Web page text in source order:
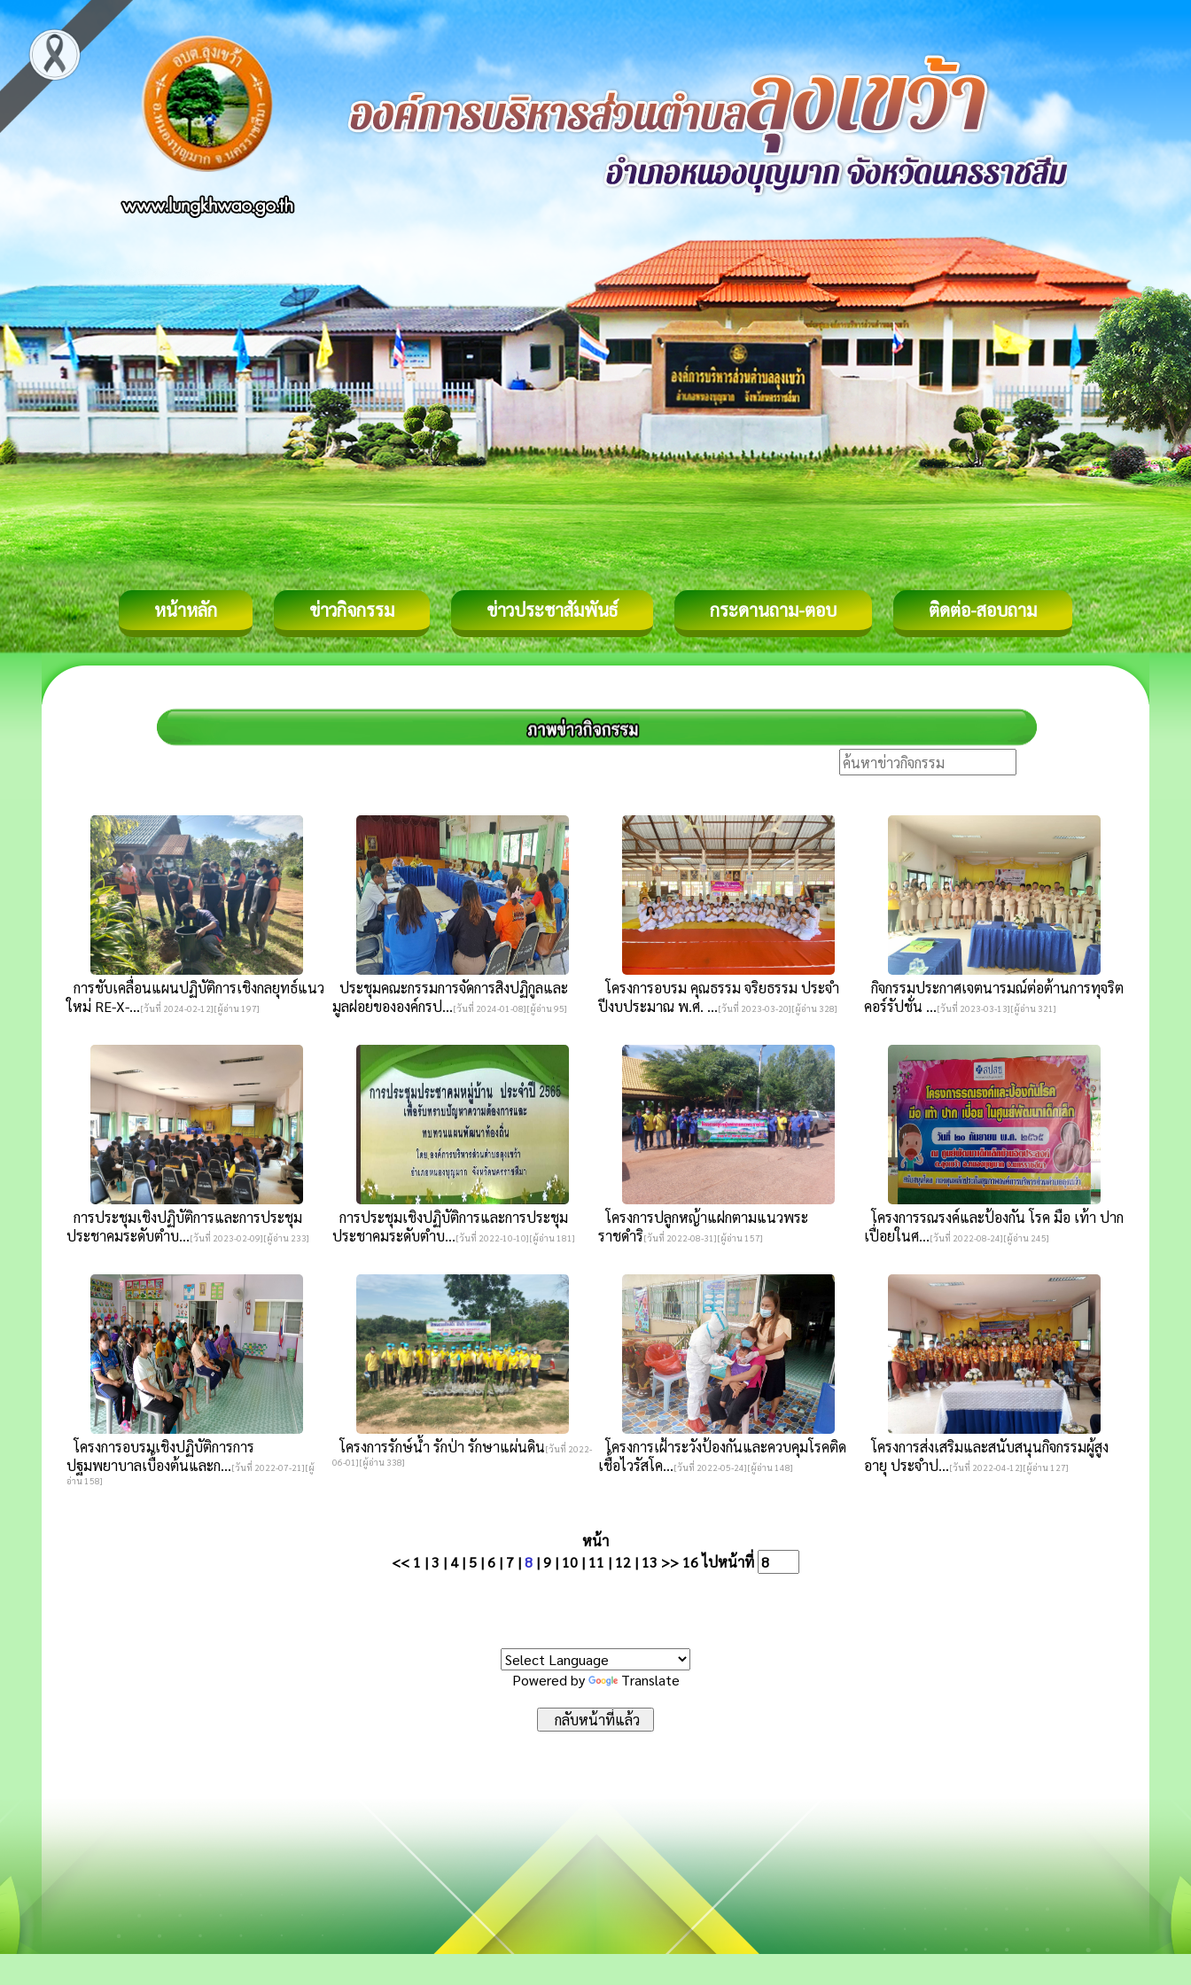
หน้าหลัก ข่าวกิจกรรม ข่าวประชาสัมพันธ์ กระดานถาม-ตอบ ติดต่อ-สอบถาม
การชับเคลื่อนแผนปฏิบัติการเชิงกลยุทธ์แนว
ใหม่ RE-X-...[วันที่ 2024-02-12][ผู้อ่าน 197]
ประชุมคณะกรรมการจัดการสิงปฏิกูลและ
มูลฝอยขององค์กรป...[วันที่ 2024-01-08][ผู้อ่าน 95]
โครงการอบรม คุณธรรม จริยธรรม ประจำ
ปีงบประมาณ พ.ศ. ...[วันที่ 2023-03-20][ผู้อ่าน 328]
กิจกรรมประกาศเจตนารมณ์ต่อต้านการทุจริต
คอร์รัปชั่น ...[วันที่ 2023-03-13][ผู้อ่าน 321]
การประชุมเชิงปฏิบัติการและการประชุม
ประชาคมระดับตำบ...[วันที่ 2023-02-09][ผู้อ่าน 233]
การประชุมเชิงปฏิบัติการและการประชุม
ประชาคมระดับตำบ...[วันที่ 2022-10-10][ผู้อ่าน 181]
โครงการปลูกหญ้าแฝกตามแนวพระ
ราชดำริ[วันที่ 2022-08-31][ผู้อ่าน 157]
โครงการรณรงค์และป้องกัน โรค มือ เท้า ปาก
เปื่อยในศ...[วันที่ 2022-08-24][ผู้อ่าน 245]
โครงการอบรมเชิงปฏิบัติการการ
ปฐมพยาบาลเบื้องต้นและก...[วันที่ 2022-07-21][ผู้
อ่าน 158]
โครงการรักษ์น้ำ รักป่า รักษาแผ่นดิน[วันที่ 2022-
06-01][ผู้อ่าน 338]
โครงการเฝ้าระวังป้องกันและควบคุมโรคติด
เชื้อไวรัสโค...[วันที่ 2022-05-24][ผู้อ่าน 148]
โครงการส่งเสริมและสนับสนุนกิจกรรมผู้สูง
อายุ ประจำป...[วันที่ 2022-04-12][ผู้อ่าน 127]
หน้า
<< 1 |3 | 4| 5 |6 | 7 |8 |9 | 10 | 11 | 12 | 13 >> 16ไปหน้าที่
Powered by Translate